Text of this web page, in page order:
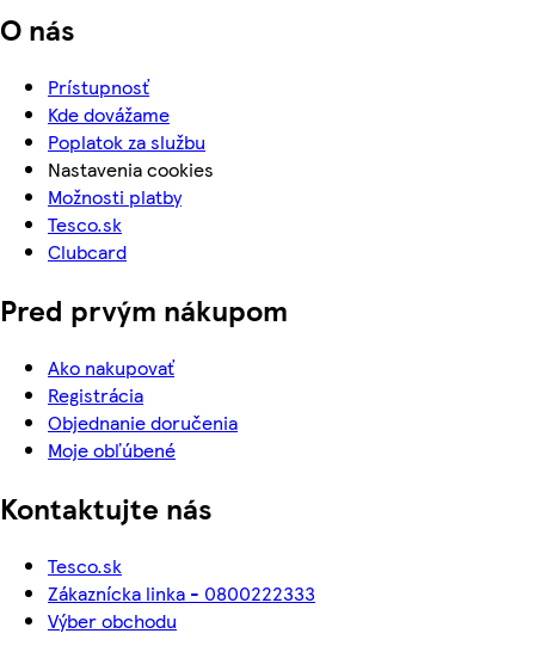
O nás
Prístupnosť
Kde dovážame
Poplatok za službu
Nastavenia cookies
Možnosti platby
Tesco.sk
Clubcard
Pred prvým nákupom
Ako nakupovať
Registrácia
Objednanie doručenia
Moje obľúbené
Kontaktujte nás
Tesco.sk
Zákaznícka linka - 0800222333
Výber obchodu